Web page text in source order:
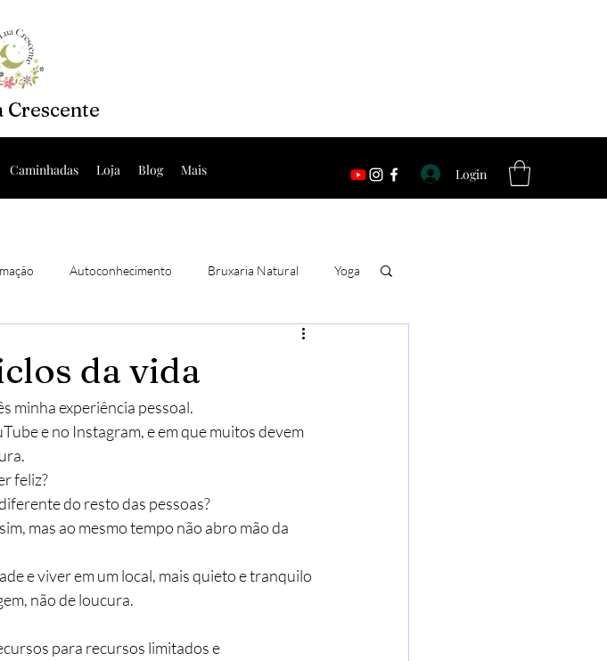
Crescente
Caminhadas Loja Blog Mais Login
Autoconhecimento Bruxaria Natural Yoga
da vida
minha experiência pessoal.
e no Instagram, e em que muitos devem
feliz?
do resto das pessoas?
mas ao mesmo tempo não abro mão da
e viver em um local, mais quieto e tranquilo
não de loucura.
para recursos limitados e